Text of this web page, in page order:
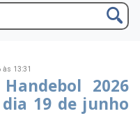
13:31
2026
19 de junho